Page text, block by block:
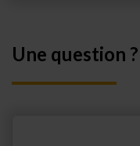
Une question ?